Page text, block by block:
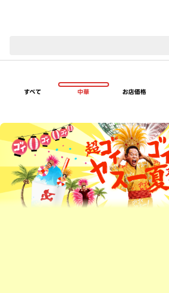
すべて 中華 お店価格
超ゴイゴイヤスー夏祭